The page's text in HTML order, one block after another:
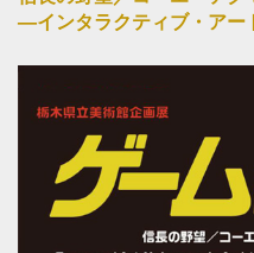
—インタラクティブ・アー